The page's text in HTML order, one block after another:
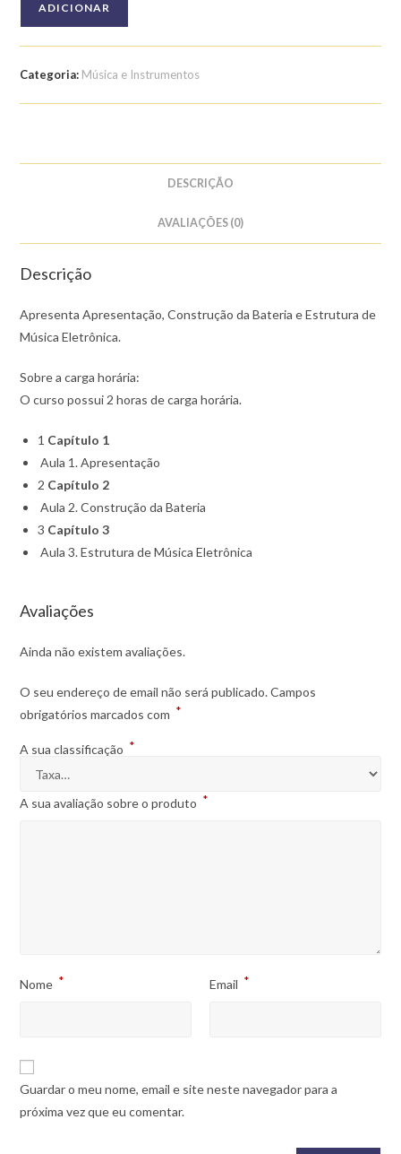
Curso
Eletrônica
ADICIONAR
Categoria: Música e Instrumentos
DESCRIÇÃO
AVALIAÇÕES (0)
Descrição
Apresenta Apresentação, Construção da Bateria e Estrutura de
Música Eletrônica.
Sobre a carga horária:
O curso possui 2 horas de carga horária.
1 Capítulo 1
Aula 1. Apresentação
2 Capítulo 2
Aula 2. Construção da Bateria
3 Capítulo 3
Aula 3. Estrutura de Música Eletrônica
Avaliações
Ainda não existem avaliações.
O seu endereço de email não será publicado. Campos
obrigatórios marcados com *
A sua classificação *
A sua avaliação sobre o produto *
Nome * Email *
Guardar o meu nome, email e site neste navegador para a
próxima vez que eu comentar.